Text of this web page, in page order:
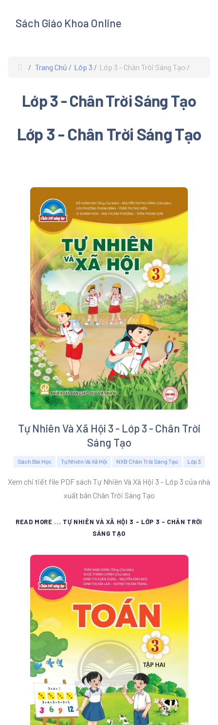
Sách Giáo Khoa Online
Trang Chủ Lớp 3 Lớp 3 - Chân Trời Sáng Tạo
Lớp 3 - Chân Trời Sáng Tạo
Lớp 3 - Chân Trời Sáng Tạo
Tự Nhiên Và Xã Hội 3 - Lớp 3 - Chân Trời
Sáng Tạo
Sách Bài Học Tự Nhiên Và Xã Hội NXB Chân Trời Sáng Tạo Lớp 3
Xem chi tiết file PDF sách Tự Nhiên Và Xã Hội 3 - Lớp 3 của nhà
xuất bản Chân Trời Sáng Tạo
READ MORE ... TỰ NHIÊN VÀ XÃ HỘI 3 - LỚP 3 - CHÂN TRỜI
SÁNG TẠO